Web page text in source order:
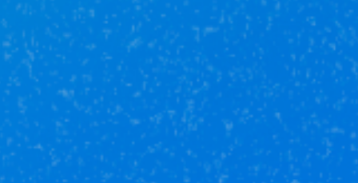
Продажа
недвижимости
Ипотека и
кредитование